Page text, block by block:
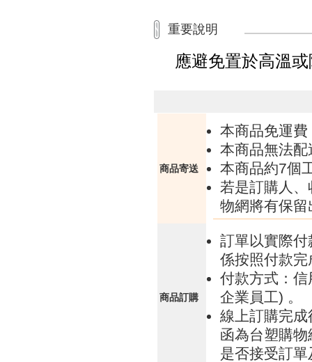
重要說明
應避免置於高溫
商品寄送
本商品免運
本商品無法配
本商品約7個
若是訂購人
物網將有保
商品訂購
訂單以實際
係按照付款
付款方式：
企業員工) 。
線上訂購完
函為台塑購
是否接受訂